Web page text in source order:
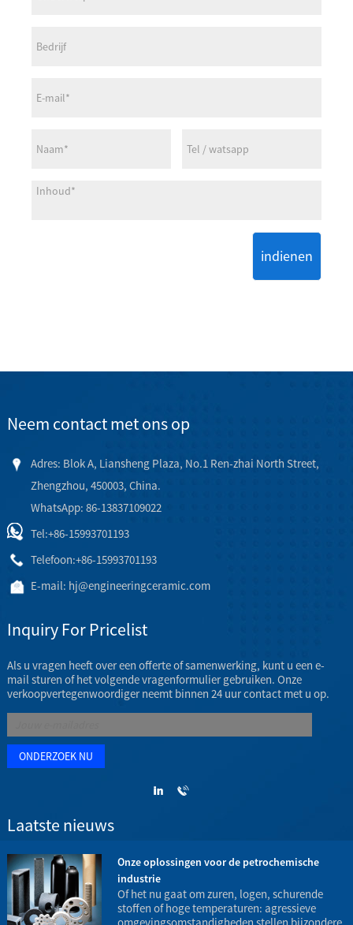
indienen
Neem contact met ons op
Adres: Blok A, Liansheng Plaza, No.1 Ren-zhai North Street,
Zhengzhou, 450003, China.
WhatsApp: 86-13837109022
Tel:+86-15993701193
Telefoon:+86-15993701193
E-mail: hj@engineeringceramic.com
Inquiry For Pricelist
Als u vragen heeft over een offerte of samenwerking, kunt u een e-
mail sturen of het volgende vragenformulier gebruiken. Onze
verkoopvertegenwoordiger neemt binnen 24 uur contact met u op.
Laatste nieuws
Onze oplossingen voor de petrochemische
industrie
Of het nu gaat om zuren, logen, schurende
stoffen of hoge temperaturen: agressieve